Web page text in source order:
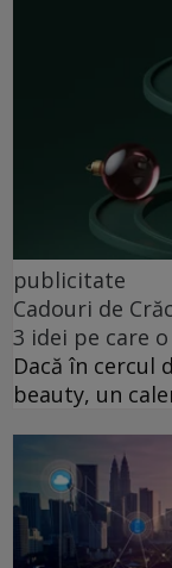
publicitate
Cadouri de
3 idei pe care
Dacă în cercul
beauty, un